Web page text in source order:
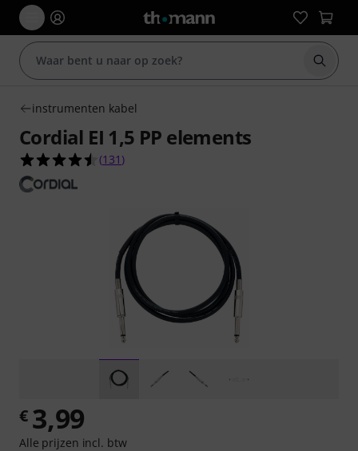
Zoek
instrumenten kabel
Cordial EI 1,5 PP elements
4.5 van de 5 sterren van 131 klantbeoordelingen
(131 )
€ 3,99
Alle prijzen incl. btw